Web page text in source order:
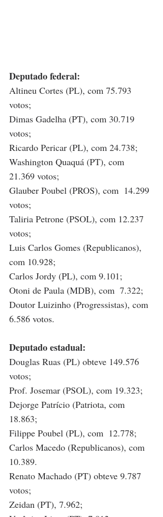
Deputado federal:
Altineu Cortes (PL), com 75.793
votos;
Dimas Gadelha (PT), com 30.719
votos;
Ricardo Pericar (PL), com 24.738;
Washington Quaquá (PT), com
21.369 votos;
Glauber Poubel (PROS), com  14.299
votos;
Taliria Petrone (PSOL), com 12.237
votos;
Luis Carlos Gomes (Republicanos),
com 10.928;
Carlos Jordy (PL), com 9.101;
Otoni de Paula (MDB), com  7.322;
Doutor Luizinho (Progressistas), com
6.586 votos.
Deputado estadual:
Douglas Ruas (PL) obteve 149.576
votos;
Prof. Josemar (PSOL), com 19.323;
Dejorge Patrício (Patriota, com
18.863;
Filippe Poubel (PL), com  12.778;
Carlos Macedo (Republicanos), com
10.389.
Renato Machado (PT) obteve 9.787
votos;
Zeidan (PT), 7.962;